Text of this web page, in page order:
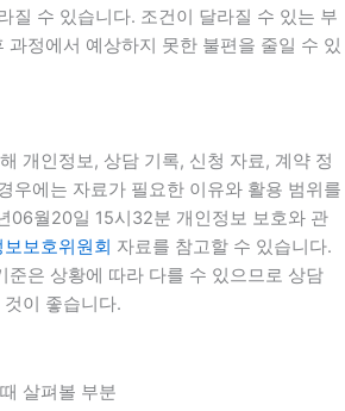
질 수 있습니다. 조건이 달라질 수 있는 부
과정에서 예상하지 못한 불편을 줄일 수 있
개인정보, 상담 기록, 신청 자료, 계약 정
우에는 자료가 필요한 이유와 활용 범위를
06월20일 15시32분 개인정보 보호와 관
보호위원회 자료를 참고할 수 있습니다.
준은 상황에 따라 다를 수 있으므로 상담
이 좋습니다.
살펴볼 부분